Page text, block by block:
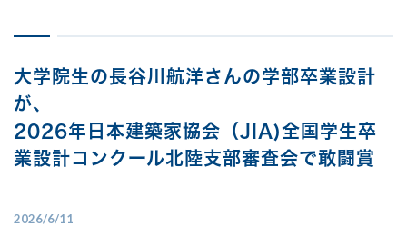
大学院生の長谷川航洋さんの学部卒業設計
が、
2026年日本建築家協会（JIA)全国学生卒
業設計コンクール北陸支部審査会で敢闘賞
2026/6/11